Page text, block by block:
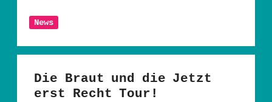
News
Die Braut und die Jetzt
erst Recht Tour!